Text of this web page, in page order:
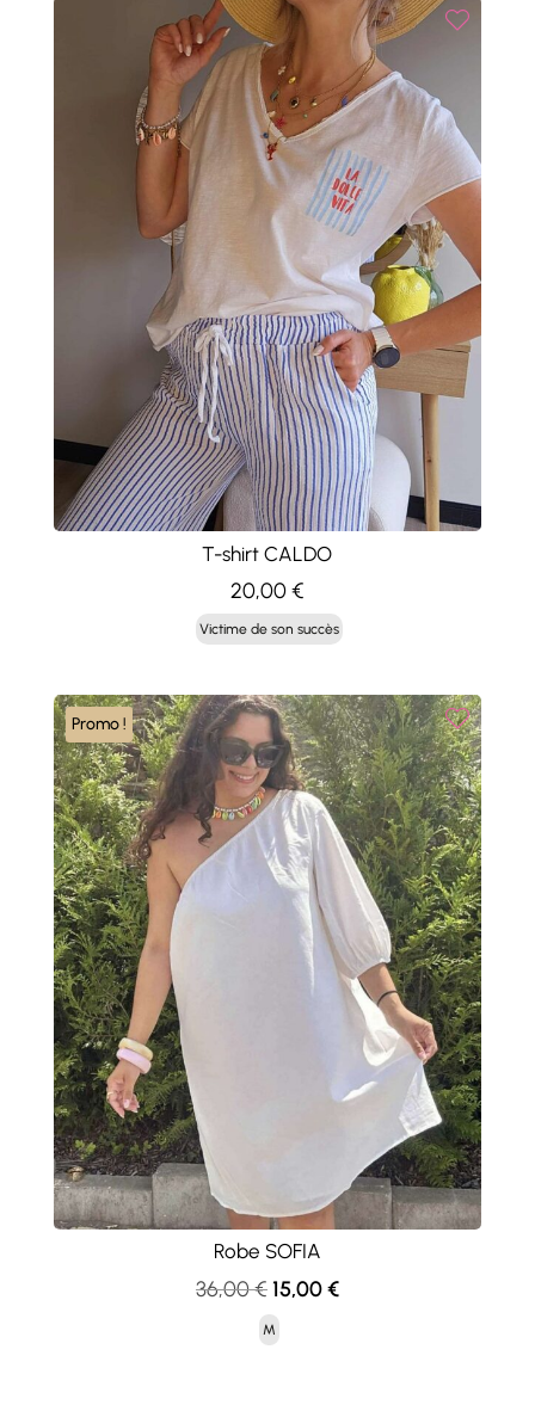
28,00 €.
14,00 €.
T-shirt CALDO
20,00€
Victime de son succès
Promo !
Robe SOFIA
36,00€ Le
prix
initial
15,00€Le
M